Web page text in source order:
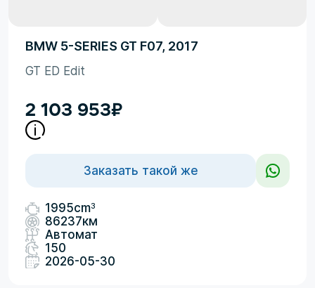
BMW 5-SERIES GT F07, 2017
GT ED Edit
2 103 953₽
Заказать такой же
1995cm3
86237км
Автомат
150
2026-05-30